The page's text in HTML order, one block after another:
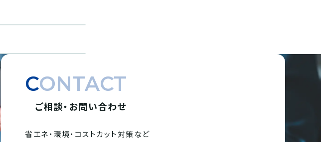
CONTACT
ご相談・お問い合わせ
省エネ・環境・ コストカット対策など